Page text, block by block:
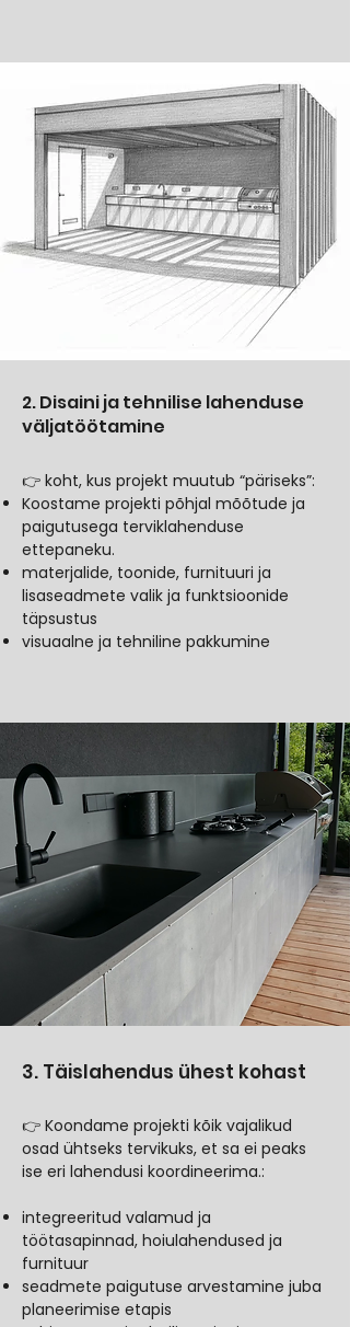
2. Disaini ja tehnilise lahenduse
väljatöötamine
👉 koht, kus projekt muutub “päriseks”:
Koostame projekti põhjal mõõtude ja
paigutusega terviklahenduse
ettepaneku.
materjalide, toonide, furnituuri ja
lisaseadmete valik ja funktsioonide
täpsustus
visuaalne ja tehniline pakkumine
3. Täislahendus ühest kohast
👉 Koondame projekti kõik vajalikud
osad ühtseks tervikuks, et sa ei peaks
ise eri lahendusi koordineerima.:
integreeritud valamud ja
töötasapinnad, hoiulahendused ja
furnituur
seadmete paigutuse arvestamine juba
planeerimise etapis